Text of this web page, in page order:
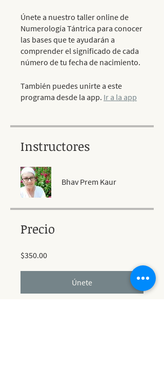
Únete a nuestro taller online de
Numerología Tántrica para conocer
las bases que te ayudarán a
comprender el significado de cada
número de tu fecha de nacimiento.
También puedes unirte a este
programa desde la app. Ir a la app
Instructores
Bhav Prem Kaur
Precio
$350.00
Únete